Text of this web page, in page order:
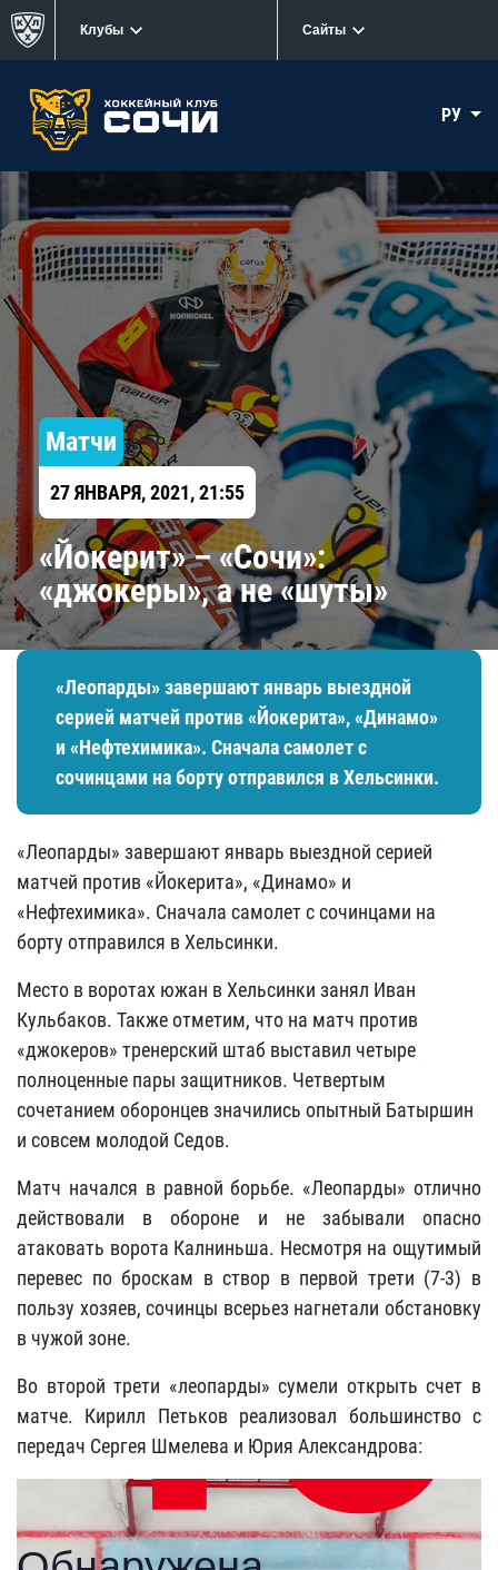
Клубы Сайты
РУ
Матчи
27 ЯНВАРЯ, 2021, 21:55
«Йокерит» – «Сочи»:
«джокеры», а не «шуты»
«Леопарды» завершают январь выездной
серией матчей против «Йокерита», «Динамо»
и «Нефтехимика». Сначала самолет с
сочинцами на борту отправился в Хельсинки.
«Леопарды» завершают январь выездной серией
матчей против «Йокерита», «Динамо» и
«Нефтехимика». Сначала самолет с сочинцами на
борту отправился в Хельсинки.
Место в воротах южан в Хельсинки занял Иван
Кульбаков. Также отметим, что на матч против
«джокеров» тренерский штаб выставил четыре
полноценные пары защитников. Четвертым
сочетанием оборонцев значились опытный Батыршин
и совсем молодой Седов.
Матч начался в равной борьбе. «Леопарды» отлично
действовали в обороне и не забывали опасно
атаковать ворота Калниньша. Несмотря на ощутимый
перевес по броскам в створ в первой трети (7-3) в
пользу хозяев, сочинцы всерьез нагнетали обстановку
в чужой зоне.
Во второй трети «леопарды» сумели открыть счет в
матче. Кирилл Петьков реализовал большинство с
передач Сергея Шмелева и Юрия Александрова: